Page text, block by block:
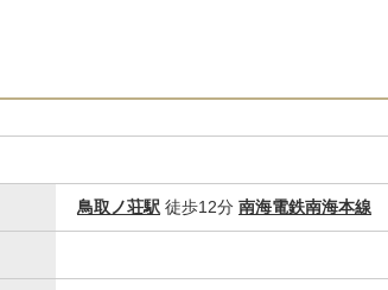
鳥取ノ荘駅 徒歩12分 南海電鉄南海本線